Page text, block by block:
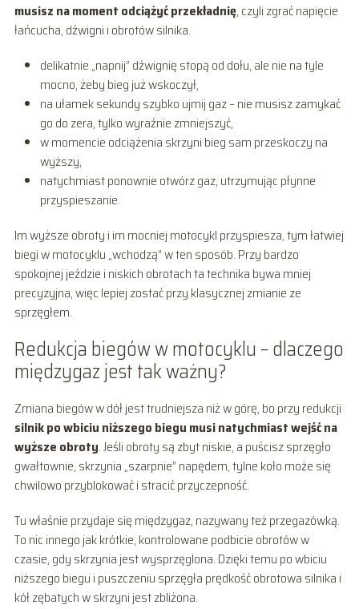
musisz na moment odciążyć przekładnię, czyli zgrać napięcie
łańcucha, dźwigni i obrotów silnika.
delikatnie „napnij” dźwignię stopą od dołu, ale nie na tyle
mocno, żeby bieg już wskoczył,
na ułamek sekundy szybko ujmij gaz – nie musisz zamykać
go do zera, tylko wyraźnie zmniejszyć,
w momencie odciążenia skrzyni bieg sam przeskoczy na
wyższy,
natychmiast ponownie otwórz gaz, utrzymując płynne
przyspieszanie.
Im wyższe obroty i im mocniej motocykl przyspiesza, tym łatwiej
biegi w motocyklu „wchodzą” w ten sposób. Przy bardzo
spokojnej jeździe i niskich obrotach ta technika bywa mniej
precyzyjna, więc lepiej zostać przy klasycznej zmianie ze
sprzęgłem.
Redukcja biegów w motocyklu – dlaczego
międzygaz jest tak ważny?
Zmiana biegów w dół jest trudniejsza niż w górę, bo przy redukcji
silnik po wbiciu niższego biegu musi natychmiast wejść na
wyższe obroty. Jeśli obroty są zbyt niskie, a puścisz sprzęgło
gwałtownie, skrzynia „szarpnie” napędem, tylne koło może się
chwilowo przyblokować i stracić przyczepność.
Tu właśnie przydaje się międzygaz, nazywany też przegazówką.
To nic innego jak krótkie, kontrolowane podbicie obrotów w
czasie, gdy skrzynia jest wysprzęglona. Dzięki temu po wbiciu
niższego biegu i puszczeniu sprzęgła prędkość obrotowa silnika i
kół zębatych w skrzyni jest zbliżona.